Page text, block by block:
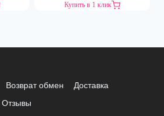
Купить в 1 клик
Возврат обмен
Доставка
Отзывы